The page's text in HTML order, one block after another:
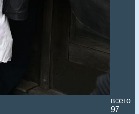
всего
97